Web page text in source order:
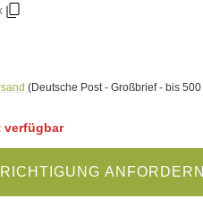
(Deutsche Post - Großbrief - bis
verfügbar
ANFORDERN